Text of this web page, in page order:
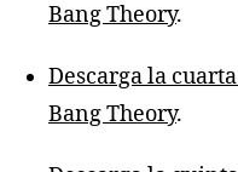
Bang Theory.
Descarga la
Bang Theory.